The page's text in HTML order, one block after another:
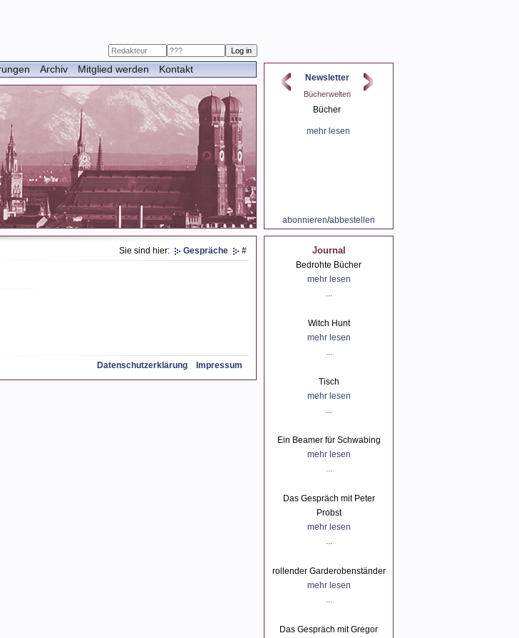
Archiv Mitglied werden Kontakt
Newsletter
Das Gespräch mit Peter
Probst
Das Gespräch mit Peter
Probst
mehr lesen
Bücherwelten
Bücher
mehr lesen
abonnieren/abbestellen
Journal
Bedrohte Bücher
mehr lesen
...
Witch Hunt
mehr lesen
...
Tisch
mehr lesen
...
Ein Beamer für Schwabing
mehr lesen
...
Das Gespräch mit Peter
Probst
mehr lesen
...
rollender Garderobenständer
mehr lesen
...
Das Gespräch mit Gregor
Sie sind hier: Gespräche #
Datenschutzerklärung Impressum